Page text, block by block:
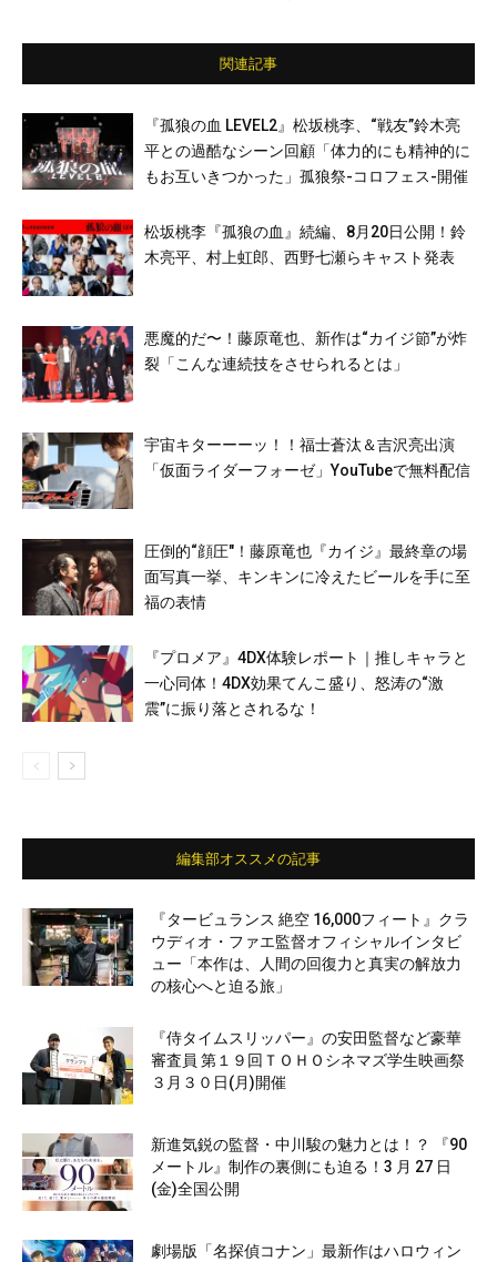
関連記事
『孤狼の血 LEVEL2』松坂桃李、“戦友”鈴木亮
平との過酷なシーン回顧「体力的にも精神的に
もお互いきつかった」孤狼祭-コロフェス-開催
松坂桃李『孤狼の血』続編、8月20日公開！鈴
木亮平、村上虹郎、西野七瀬らキャスト発表
悪魔的だ〜！藤原竜也、新作は“カイジ節”が炸
裂「こんな連続技をさせられるとは」
宇宙キターーーッ！！福士蒼汰＆吉沢亮出演
「仮面ライダーフォーゼ」YouTubeで無料配信
圧倒的“顔圧″！藤原竜也『カイジ』最終章の場
面写真一挙、キンキンに冷えたビールを手に至
福の表情
『プロメア』4DX体験レポート｜推しキャラと
一心同体！4DX効果てんこ盛り、怒涛の“激
震”に振り落とされるな！
編集部オススメの記事
『タービュランス 絶空 16,000フィート』クラ
ウディオ・ファエ監督オフィシャルインタビ
ュー「本作は、人間の回復力と真実の解放力
の核心へと迫る旅」
『侍タイムスリッパー』の安田監督など豪華
審査員 第１９回ＴＯＨＯシネマズ学生映画祭
３月３０日(月)開催
新進気鋭の監督・中川駿の魅力とは！？ 『90
メートル』制作の裏側にも迫る！3 月 27 日
(金)全国公開
劇場版「名探偵コナン」最新作はハロウィン